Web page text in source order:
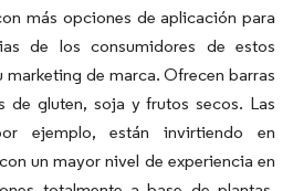
más opciones de aplicación para
de los consumidores de estos
marketing de marca. Ofrecen barras
de gluten, soja y frutos secos. Las
ejemplo, están invirtiendo en
un mayor nivel de experiencia en